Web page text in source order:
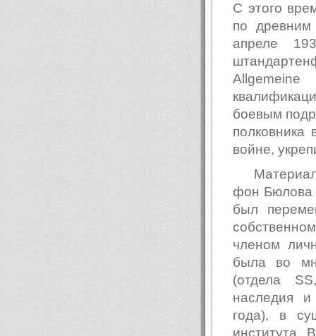
С этого
по
апреле
боевым
полковника
войне,
фон Бюлова
был
членом
была во
(отдела
наследия и
года), в
института.